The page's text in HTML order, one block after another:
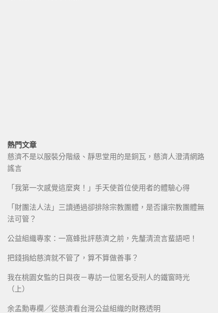
熱門文章
慈濟不是以服裝分階級、靜思堂用的是銅瓦，慈濟人澄清網路
謠言
「我第一次感覺這麼爽！」手天使首位使用者的體驗心得
「財團法人法」三讀通過卻排除宗教團體，是否讓宗教團體無
法可管？
公益組織專家：一窩蜂批評慈濟之前，先釐清流言蜚語吧！
把錢捐給慈濟就不管了，算不算做善事？
我在桃園女監的日與夜－專訪一位匿名受刑人的鐵窗時光
（上）
余孟勳專欄／從慈濟看台灣公益組織的財務透明